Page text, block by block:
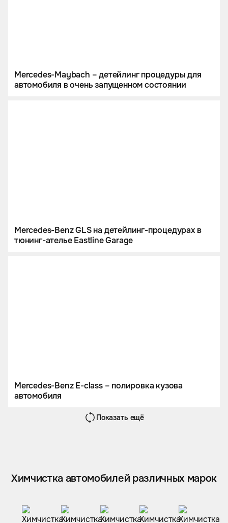
Mercedes-Maybach – детейлинг процедуры для
автомобиля в очень запущенном состоянии
Mercedes-Benz GLS на детейлинг-процедурах в
тюнинг-ателье Eastline Garage
Mercedes-Benz E-class – полировка кузова
автомобиля
Показать ещё
Химчистка автомобилей различных марок